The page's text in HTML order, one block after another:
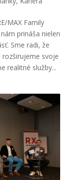
MAX Family
prináša nielen
Sme radi, že
svoje
realitné služby...